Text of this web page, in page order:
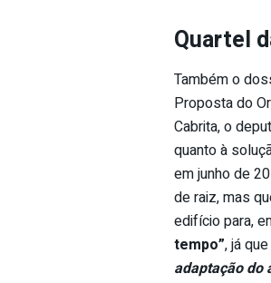
Quartel
Também o
Proposta do
Cabrita, o
quanto à
em junho de
de raiz, mas
edifício para,
tempo”, já
adaptação do